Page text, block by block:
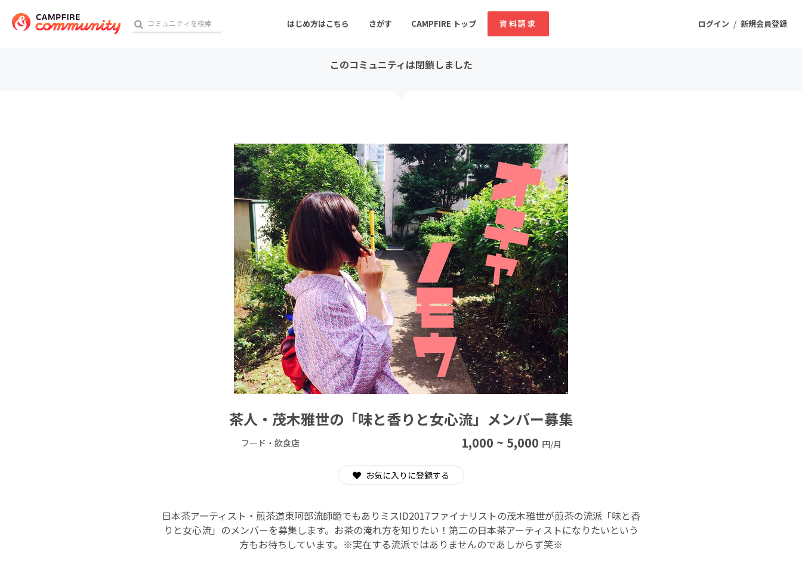
ログイン / 新規会員登録
はじめ方はこちら さがす CAMPFIRE トップ 資料請求
音楽 舞台・パフォーマンス
ゲーム・サービス開発 フード・飲食店
書籍・雑誌出版 アニメ・漫画
ソーシャルグッド ビューティー・ヘルスケア
CAMPFIRE for Social Good CAMPFIRE Creation
このコミュニティは閉鎖しました
茶人・茂木雅世の「味と香りと女心流」メンバー募集
フード・飲食店 1,000 ~ 5,000 円/月
お気に入りに登録する
日本茶アーティスト・煎茶道東阿部流師範でもありミスID2017ファイナリストの茂木雅世が煎茶の流派「味と香
りと女心流」のメンバーを募集します。お茶の淹れ方を知りたい！第二の日本茶アーティストになりたいという
方もお待ちしています。※実在する流派ではありませんのであしからず笑※